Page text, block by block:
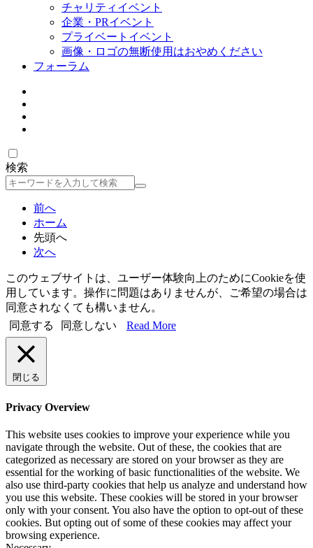
チャリティイベント
企業・PRイベント
プライベートイベント
画像・ロゴの無断使用はおやめください
フォーラム
検索
検
前へ
ホーム
先頭へ
次へ
このウェブサイトは、ユーザー体験向上のためにCookieを使
用しています。操作に問題はありませんが、ご希望の場合は
同意されなくても構いません。
同意する
同意しない Read More
閉じる
Privacy Overview
This website uses cookies to improve your experience while you
navigate through the website. Out of these, the cookies that are
categorized as necessary are stored on your browser as they are
essential for the working of basic functionalities of the website. We
also use third-party cookies that help us analyze and understand how
you use this website. These cookies will be stored in your browser
only with your consent. You also have the option to opt-out of these
cookies. But opting out of some of these cookies may affect your
browsing experience.